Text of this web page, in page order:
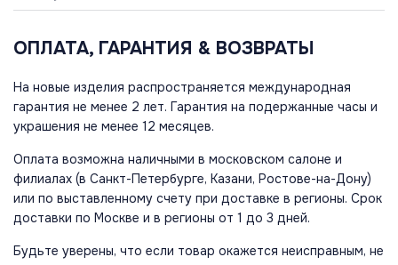
ОПЛАТА, ГАРАНТИЯ & ВОЗВРАТЫ
На новые изделия распространяется международная
гарантия не менее 2 лет. Гарантия на подержанные часы и
украшения не менее 12 месяцев.
Оплата возможна наличными в московском салоне и
филиалах (в Санкт-Петербурге, Казани, Ростове-на-Дону)
или по выставленному счету при доставке в регионы. Срок
доставки по Москве и в регионы от 1 до 3 дней.
Будьте уверены, что если товар окажется неисправным, не